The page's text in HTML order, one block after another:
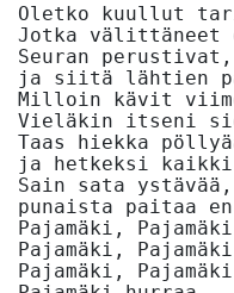
Oletko kuullut
Jotka
Seuran
ja siitä lähtien
Milloin kävit
Vieläkin itseni
Taas hiekka
ja hetkeksi
Sain sata
punaista paitaa en
Pajamäki,
Pajamäki,
Pajamäki,